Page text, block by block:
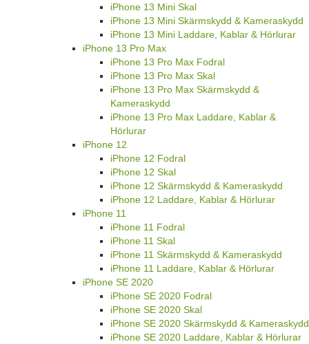
iPhone 13 Mini Skal
iPhone 13 Mini Skärmskydd & Kameraskydd
iPhone 13 Mini Laddare, Kablar & Hörlurar
iPhone 13 Pro Max
iPhone 13 Pro Max Fodral
iPhone 13 Pro Max Skal
iPhone 13 Pro Max Skärmskydd &
Kameraskydd
iPhone 13 Pro Max Laddare, Kablar &
Hörlurar
iPhone 12
iPhone 12 Fodral
iPhone 12 Skal
iPhone 12 Skärmskydd & Kameraskydd
iPhone 12 Laddare, Kablar & Hörlurar
iPhone 11
iPhone 11 Fodral
iPhone 11 Skal
iPhone 11 Skärmskydd & Kameraskydd
iPhone 11 Laddare, Kablar & Hörlurar
iPhone SE 2020
iPhone SE 2020 Fodral
iPhone SE 2020 Skal
iPhone SE 2020 Skärmskydd & Kameraskydd
iPhone SE 2020 Laddare, Kablar & Hörlurar